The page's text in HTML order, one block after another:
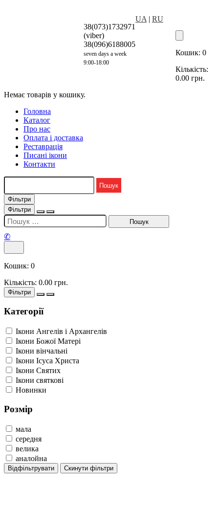
38(073)1732971
(viber)
38(096)6188005
seven days a week
9:00-18:00
UA | RU
Кошик: 0
Кількість:
0.00 грн.
Немає товарів у кошику.
Головна
Каталог
Про нас
Оплата і доставка
Реставрація
Писані ікони
Контакти
Фільтри
Фільтри
✆
Кошик: 0
Кількість: 0.00 грн.
Фільтри
Категорії
Ікони Ангелів і Архангелів
Ікони Божої Матері
Ікони вінчальні
Ікони Ісуса Христа
Ікони Святих
Ікони святкові
Новинки
Розмір
мала
середня
велика
аналойна
Відфільтрувати Скинути фільтри